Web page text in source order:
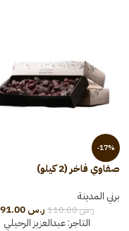
-17%
صفاوي فاخر (2 كيلو)
برني المدينة
ر.س110.00 ر.س91.00
التاجر:عبدالعزيز الرحيلي